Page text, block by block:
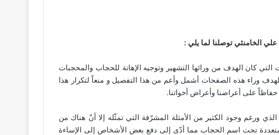
الخامنئي توصلنا لما يلي :
كان الهدف من ورائها التشهير وتوجيه الإهانة للحجاب والمحجبات
وراء هذه الصفحات أشمل وأعم من هذا التفصيل و منعاً لتكرار هذا
على أعراضنا وأعراض أخواتنا.
ورغم وجود الكثير من الأمثلة المشرّفة التي تمثّله إلا أنّ هناك من
تحت اسم الحجاب مما أدّى إلى دفع بعض الأشخاص إلى الإساءة